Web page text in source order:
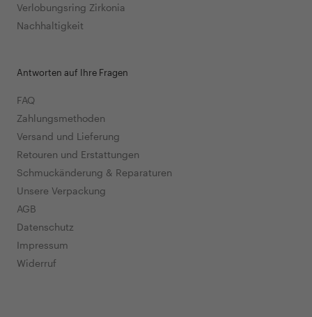
Verlobungsring Zirkonia
Nachhaltigkeit
Antworten auf Ihre Fragen
FAQ
Zahlungsmethoden
Versand und Lieferung
Retouren und Erstattungen
Schmuckänderung & Reparaturen
Unsere Verpackung
AGB
Datenschutz
Impressum
Widerruf